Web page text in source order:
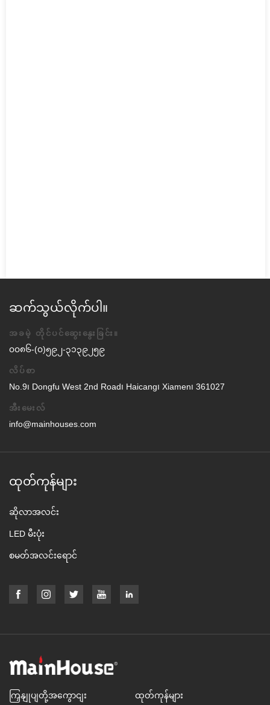
ဆက်သွယ်လိုက်ပါ။
အခမဲ့ တိုင်ပင်ဆွေးနွေးခြင်း။
၀၀၈၆-(၀)၅၉၂-၃၁၃၉၂၅၉
လိပ်စာ
No.9၊ Dongfu West 2nd Road၊ Haicang၊ Xiamen၊ 361027
အီးမေးလ်
info@mainhouses.com
ထုတ်ကုန်များ
ဆိုလာအလင်း
LED မီးပုံး
စမတ်အလင်းရောင်
ကြှနျုပျတို့အကွောငျး ထုတ်ကုန်များ